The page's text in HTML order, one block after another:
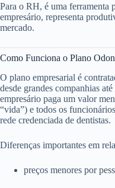
Para o RH, é uma ferramenta
empresário, representa
mercado.
Como Funciona o Plano
O plano empresarial é
desde grandes companhias
empresário paga um valor
“vida”) e todos os
rede credenciada de dentistas.
Diferenças importantes em
preços menores por